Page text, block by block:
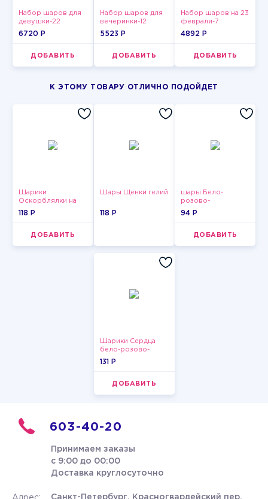
Набор шаров для
девушки-22
6720 P
ДОБАВИТЬ
Набор шаров для
вечеринки-12
5523 P
ДОБАВИТЬ
Набор шаров на 23
февраля-7
4892 P
ДОБАВИТЬ
К ЭТОМУ ТОВАРУ ОТЛИЧНО ПОДОЙДЕТ
Шарики
Оскорблялки на
день рождения для
118 P
ДОБАВИТЬ
Шары Щенки гелий
118 P
шары Бело-
розово-
фиолетово-
94 P
ДОБАВИТЬ
Шарики Сердца
бело-розово-
красные
131 P
ДОБАВИТЬ
603-40-20
Принимаем заказы
с 9:00 до 00:00
Доставка круглосуточно
Санкт-Петербург, Красногвардейский пер.